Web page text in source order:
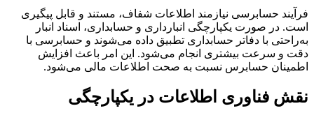
فرآیند حسابرسی نیازمند اطلاعات شفاف، مستند و قابل پیگیری
است. در صورت یکپارچگی انبارداری و حسابداری، اسناد انبار
به‌راحتی با دفاتر حسابداری تطبیق داده می‌شوند و حسابرسی با
دقت و سرعت بیشتری انجام می‌شود. این امر باعث افزایش
اطمینان حسابرس نسبت به صحت اطلاعات مالی می‌شود.
نقش فناوری اطلاعات در یکپارچگی